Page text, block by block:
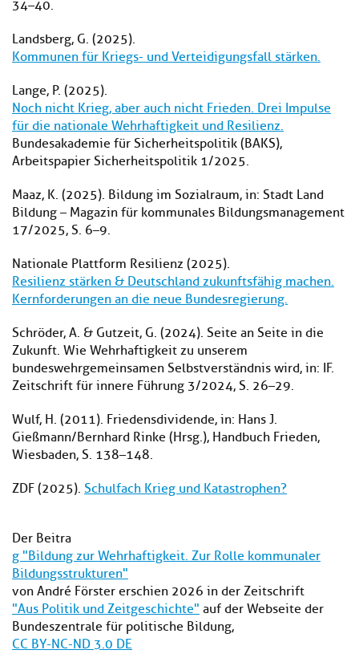
34–40.
Landsberg, G. (2025).
Kommunen für Kriegs- und Verteidigungsfall stärken.
Lange, P. (2025).
Noch nicht Krieg, aber auch nicht Frieden. Drei Impulse
für die nationale Wehrhaftigkeit und Resilienz.
Bundesakademie für Sicherheitspolitik (BAKS),
Arbeitspapier Sicherheitspolitik 1/2025.
Maaz, K. (2025). Bildung im Sozialraum, in: Stadt Land
Bildung – Magazin für kommunales Bildungsmanagement
17/2025, S. 6–9.
Nationale Plattform Resilienz (2025).
Resilienz stärken & Deutschland zukunftsfähig machen.
Kernforderungen an die neue Bundesregierung.
Schröder, A. & Gutzeit, G. (2024). Seite an Seite in die
Zukunft. Wie Wehrhaftigkeit zu unserem
bundeswehrgemeinsamen Selbstverständnis wird, in: IF.
Zeitschrift für innere Führung 3/2024, S. 26–29.
Wulf, H. (2011). Friedensdividende, in: Hans J.
Gießmann/Bernhard Rinke (Hrsg.), Handbuch Frieden,
Wiesbaden, S. 138–148.
ZDF (2025). Schulfach Krieg und Katastrophen?
Der Beitra
g "Bildung zur Wehrhaftigkeit. Zur Rolle kommunaler
Bildungsstrukturen"
von André Förster erschien 2026 in der Zeitschrift
"Aus Politik und Zeitgeschichte" auf der Webseite der
Bundeszentrale für politische Bildung,
CC BY-NC-ND 3.0 DE